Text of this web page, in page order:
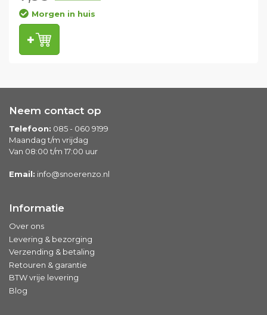
Morgen in huis
Neem contact op
Telefoon: 085 - 060 9199
Maandag t/m vrijdag
Van 08:00 t/m 17:00 uur
Email: info@snoerenzo.nl
Informatie
Over ons
Levering & bezorging
Verzending & betaling
Retouren & garantie
BTW vrije levering
Blog